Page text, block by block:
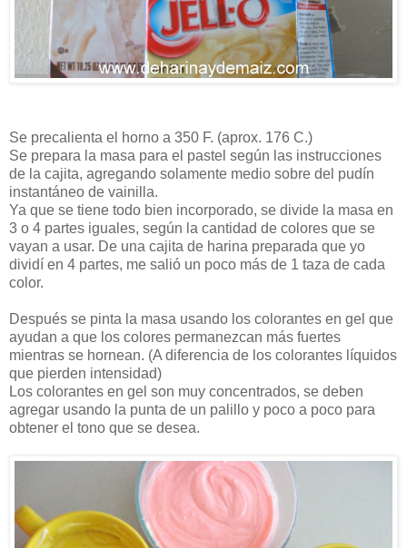
Se precalienta el horno a 350 F. (aprox. 176 C.)
Se prepara la masa para el pastel según las instrucciones
de la cajita, agregando solamente medio sobre del pudín
instantáneo de vainilla.
Ya que se tiene todo bien incorporado, se divide la masa en
3 o 4 partes iguales, según la cantidad de colores que se
vayan a usar. De una cajita de harina preparada que yo
dividí en 4 partes, me salió un poco más de 1 taza de cada
color.
Después se pinta la masa usando los colorantes en gel que
ayudan a que los colores permanezcan más fuertes
mientras se hornean. (A diferencia de los colorantes líquidos
que pierden intensidad)
Los colorantes en gel son muy concentrados, se deben
agregar usando la punta de un palillo y poco a poco para
obtener el tono que se desea.